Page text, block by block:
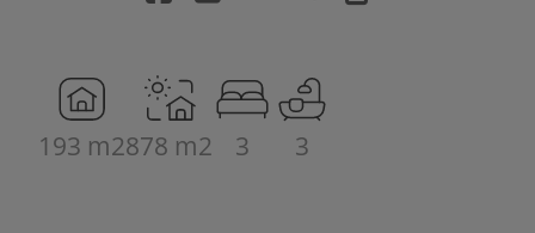
193 m2878 m2 3 3